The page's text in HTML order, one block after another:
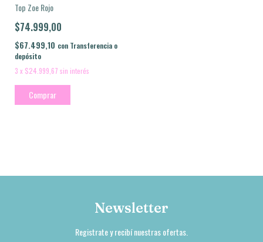
Top Zoe Rojo
$74.999,00
$67.499,10 con Transferencia o
depósito
3 x $24.999,67 sin interés
Comprar
Newsletter
Registrate y recibí nuestras ofertas.